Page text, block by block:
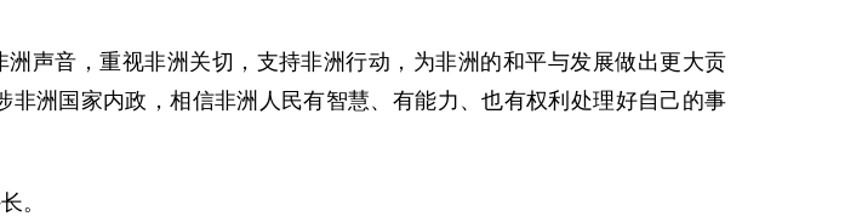
声音，重视非洲关切，支持非洲行动，为非洲的和平与发展做出更大贡
洲国家内政，相信非洲人民有智慧、有能力、也有权利处理好自己的事
。